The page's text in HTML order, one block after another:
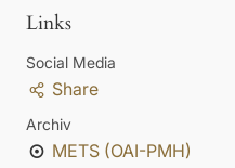
Links
Social Media
Share
Archiv
METS (OAI-PMH)